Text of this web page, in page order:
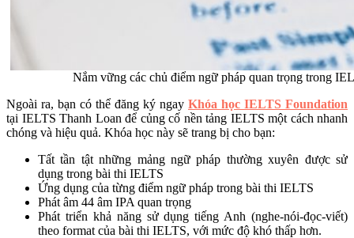
Nắm vững các chủ điểm ngữ pháp quan trọng trong
Ngoài ra, bạn có thể đăng ký ngay Khóa học IELTS Foundation
tại IELTS Thanh Loan để củng cố nền tảng IELTS một cách nhanh
chóng và hiệu quả. Khóa học này sẽ trang bị cho bạn:
Tất tần tật những mảng ngữ pháp thường xuyên được sử
dụng trong bài thi IELTS
Ứng dụng của từng điểm ngữ pháp trong bài thi IELTS
Phát âm 44 âm IPA quan trọng
Phát triển khả năng sử dụng tiếng Anh (nghe-nói-đọc-viết)
theo format của bài thi IELTS, với mức độ khó thấp hơn.